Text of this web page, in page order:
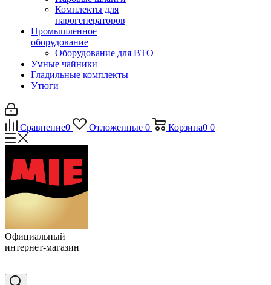
Комплекты для
парогенераторов
Промышленное
оборудование
Оборудование для ВТО
Умные чайники
Гладильные комплекты
Утюги
Сравнение0 Отложенные 0 Корзина0 0
Официальный
интернет-магазин